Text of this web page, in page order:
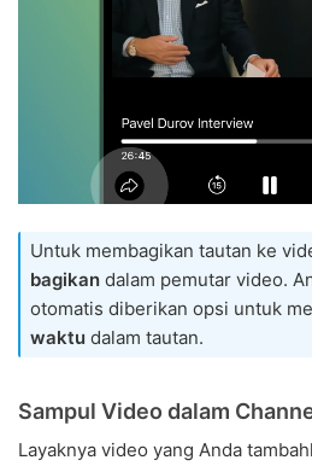
Untuk membagikan tautan ke
bagikan dalam pemutar video.
otomatis diberikan opsi untuk
waktu dalam tautan.
Sampul Video dalam
Layaknya video yang Anda